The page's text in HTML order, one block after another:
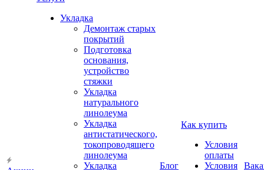
Укладка
Демонтаж старых
покрытий
Подготовка
основания,
устройство
стяжки
Укладка
натурального
линолеума
Укладка
антистатического,
токопроводящего
линолеума
Укладка
Блог
Как купить
Условия
оплаты
Условия